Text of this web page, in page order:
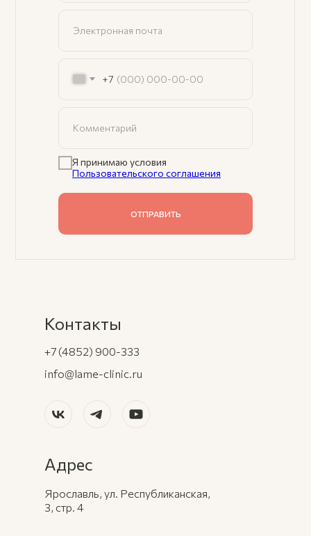
+7
Я принимаю условия
Пользовательского соглашения
ОТПРАВИТЬ
Адрес
Контакты
+7 (4852) 900-333
info@lame-clinic.ru
Ярославль, ул. Республиканская,
3, стр. 4